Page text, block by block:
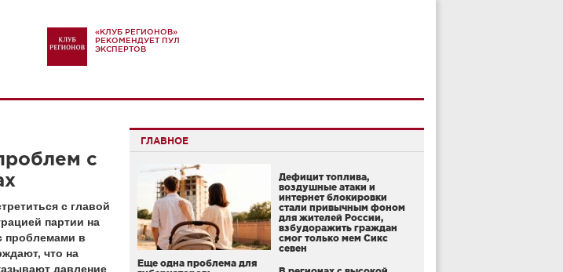
«КЛУБ РЕГИОНОВ»
РЕКОМЕНДУЕТ ПУЛ
ЭКСПЕРТОВ
с
с главой
партии на
проблемами в
что на
давление
ГЛАВНОЕ
Еще одна проблема для
Дефицит топлива,
воздушные атаки и
интернет блокировки
стали привычным фоном
для жителей России,
взбудоражить граждан
смог только мем Сикс
севен